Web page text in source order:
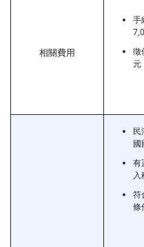
相關費用
手
徵
元
民
國
有
入
符
條